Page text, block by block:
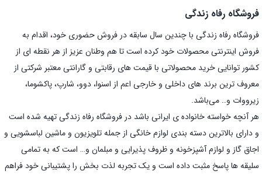
فروشگاه رفاه زندگی
فروشگاه رفاه زندگی با چندین سال سابقه در فروش حضوری خود، اقدام به
فروش اینترنتی محصولات خود کرده است تا هم وطنان عزیز از هر نقطه ای از
کشور توانایی خرید محصولاتی با قیمت های رقابتی و گارانتی معتبر شرکتی از
معروف ترین برند های داخلی و خارجی اعم از اسنوا، دوو، شارپ، پاکشوما،
زیرووات و.. می‌باشد.
هر آنچه خواسته خانواده ی ایرانی باشد در فروشگاه رفاه زندگی تهیه شده است
و دارای بالاترین دسته بندی لوازم خانگی از جمله تلویزیون و ماشین لباسشویی و
اجاق گاز و لوازم آشپزخونه و ظروف پذیرایی و مبلمان و… است که به تمامی
سلیقه ها پاسخ مثبت داده است و یک تجربه لذت بخش را پشتیبانی خود فراهم